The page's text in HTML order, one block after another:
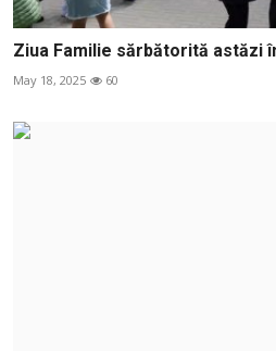
Ziua Familie sărbătorită astăzi
May 18, 2025 60